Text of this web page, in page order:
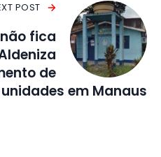
POST
fica
de
em Manaus